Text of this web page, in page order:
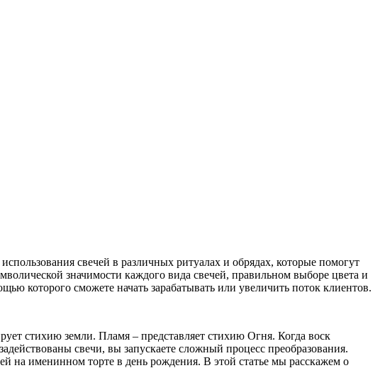
свечей в различных ритуалах и обрядах, которые помогут
значимости каждого вида свечей, правильном выборе цвета и
которого сможете начать зарабатывать или увеличить поток клиентов.
стихию земли. Пламя – представляет стихию Огня. Когда воск
свечи, вы запускаете сложный процесс преобразования.
на именинном торте в день рождения. В этой статье мы расскажем о